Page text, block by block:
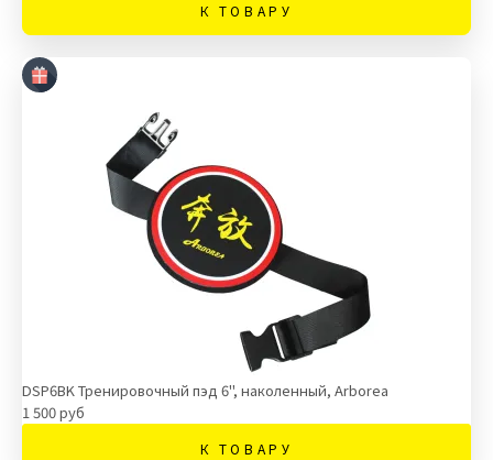
К ТОВАРУ
DSP6BK Тренировочный пэд 6", наколенный, Arborea
1 500 руб
К ТОВАРУ